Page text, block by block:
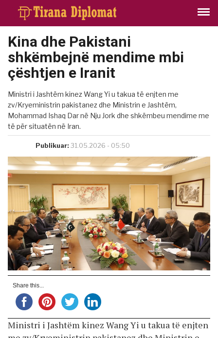
Kina dhe Pakistani
shkëmbejnë mendime mbi
çështjen e Iranit
Ministri i Jashtëm kinez Wang Yi u takua të enjten me
zv/Kryeministrin pakistanez dhe Ministrin e Jashtëm,
Mohammad Ishaq Dar në Nju Jork dhe shkëmbeu mendime me
të për situatën në Iran.
Publikuar: 31.05.2026 - 05:50
Share this...
Ministri i Jashtëm kinez Wang Yi u takua të enjten